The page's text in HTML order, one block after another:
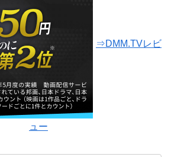
⇒DMM.TVレビ
ュー